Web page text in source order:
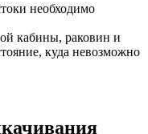
необходимо
кабины, раковин и
куда невозможно